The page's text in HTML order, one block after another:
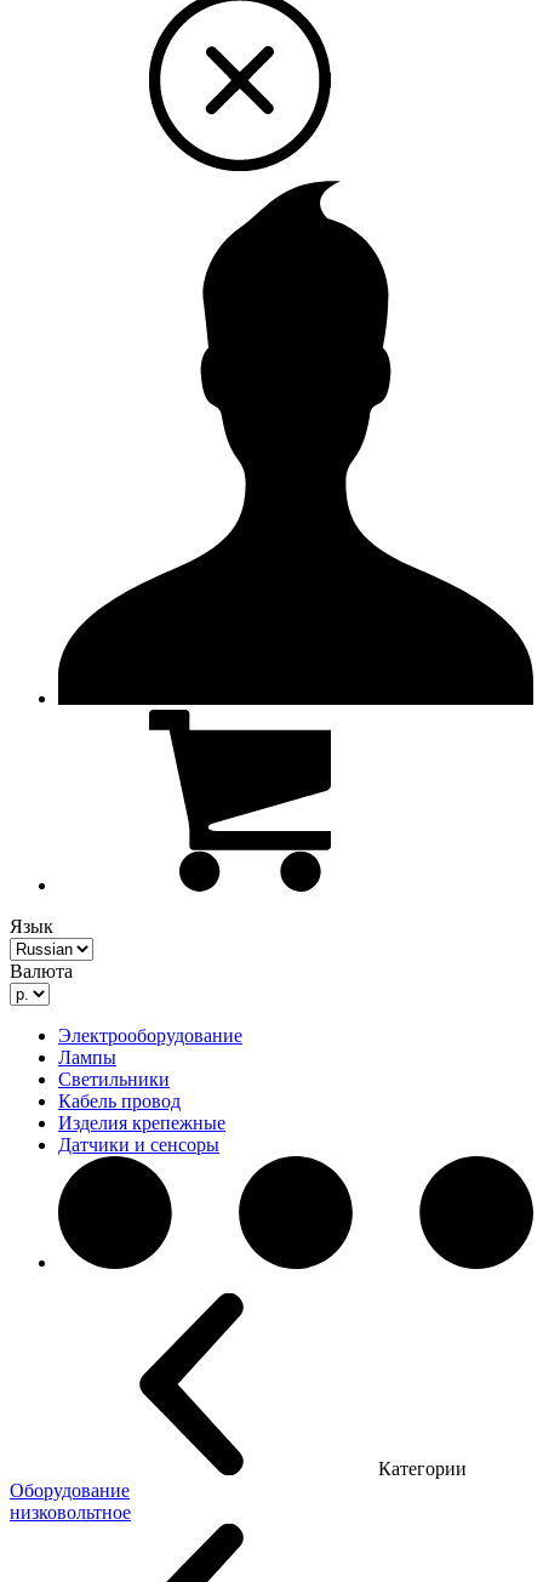
Язык
Валюта
Электрооборудование
Лампы
Светильники
Кабель провод
Изделия крепежные
Датчики и сенсоры
Категории
Оборудование
низковольтное